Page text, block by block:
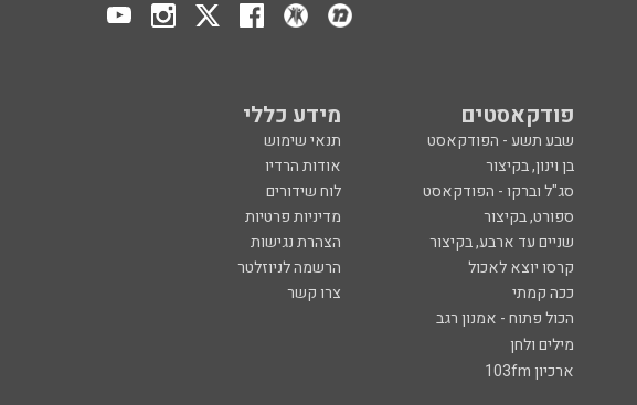
פודקאסטים מידע כללי
שבע תשע - הפודקאסט
תנאי שימוש
בן וינון, בקיצור
אודות הרדיו
סג"ל וברקו - הפודקאסט
לוח שידורים
ספורט, בקיצור
מדיניות פרטיות
שניים עד ארבע, בקיצור
הצהרת נגישות
קרסו יוצא לאכול
הרשמה לניוזלטר
ככה קמתי
צרו קשר
הכול פתוח - אמנון רגב
מילים ולחן
ארכיון 103fm